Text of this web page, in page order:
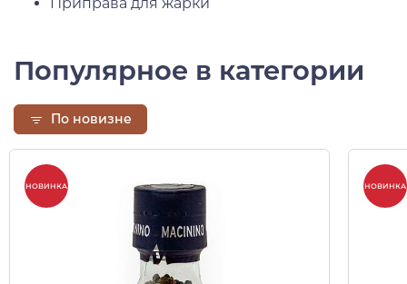
Приправа для жарки
Популярное в категории
По новизне
НОВИНКА НОВИНКА